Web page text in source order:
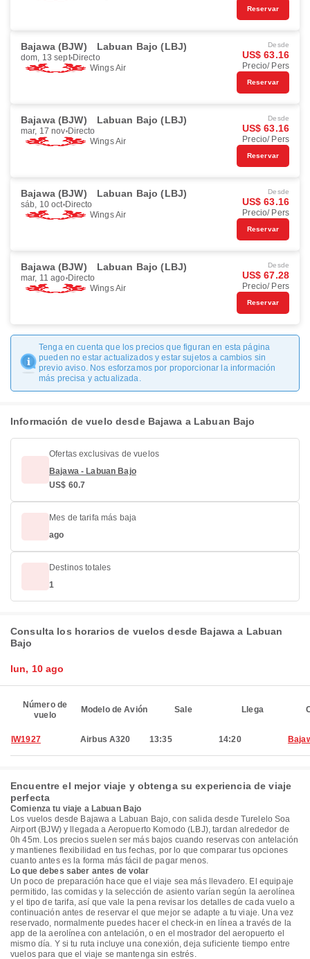
Reservar
Bajawa (BJW) Labuan Bajo (LBJ)
dom, 13 sept Directo
Wings Air
Desde
US$ 63.16
Precio/ Pers
Reservar
Bajawa (BJW) Labuan Bajo (LBJ)
mar, 17 nov Directo
Wings Air
Desde
US$ 63.16
Precio/ Pers
Reservar
Bajawa (BJW) Labuan Bajo (LBJ)
sáb, 10 oct Directo
Wings Air
Desde
US$ 63.16
Precio/ Pers
Reservar
Bajawa (BJW) Labuan Bajo (LBJ)
mar, 11 ago Directo
Wings Air
Desde
US$ 67.28
Precio/ Pers
Reservar
Tenga en cuenta que los precios que figuran en esta página
pueden no estar actualizados y estar sujetos a cambios sin
previo aviso. Nos esforzamos por proporcionar la información
más precisa y actualizada.
Información de vuelo desde Bajawa a Labuan Bajo
Ofertas exclusivas de vuelos
Bajawa - Labuan Bajo
US$ 60.7
Mes de tarifa más baja
ago
Destinos totales
1
Consulta los horarios de vuelos desde Bajawa a Labuan
Bajo
lun, 10 ago
Número de
vuelo
Modelo de Avión Sale Llega
IW1927 Airbus A320 13:35 14:20
Encuentre el mejor viaje y obtenga su experiencia de viaje
perfecta
Comienza tu viaje a Labuan Bajo
Los vuelos desde Bajawa a Labuan Bajo, con salida desde Turelelo Soa
Airport (BJW) y llegada a Aeropuerto Komodo (LBJ), tardan alrededor de
0h 45m. Los precios suelen ser más bajos cuando reservas con antelación
y mantienes flexibilidad en tus fechas, por lo que comparar tus opciones
cuanto antes es la forma más fácil de pagar menos.
Lo que debes saber antes de volar
Un poco de preparación hace que el viaje sea más llevadero. El equipaje
permitido, las comidas y la selección de asiento varían según la aerolínea
y el tipo de tarifa, así que vale la pena revisar los detalles de cada vuelo a
continuación antes de reservar el que mejor se adapte a tu viaje. Una vez
reservado, normalmente puedes hacer el check-in en línea a través de la
app de la aerolínea con antelación, o en el mostrador del aeropuerto el
mismo día. Y si tu ruta incluye una conexión, deja suficiente tiempo entre
vuelos para que el viaje se mantenga sin estrés.